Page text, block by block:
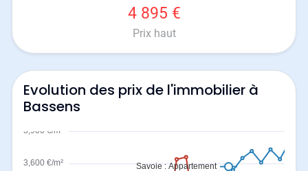
4 895 €
Prix haut
Evolution des prix de l'immobilier à
Bassens